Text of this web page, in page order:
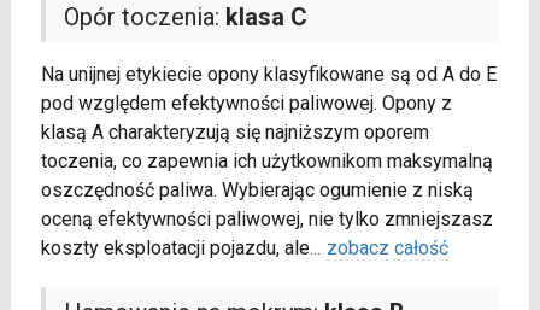
Opór toczenia: klasa C
Na unijnej etykiecie opony klasyfikowane są od A do E
pod względem efektywności paliwowej. Opony z
klasą A charakteryzują się najniższym oporem
toczenia, co zapewnia ich użytkownikom maksymalną
oszczędność paliwa. Wybierając ogumienie z niską
oceną efektywności paliwowej, nie tylko zmniejszasz
koszty eksploatacji pojazdu, ale... zobacz całość